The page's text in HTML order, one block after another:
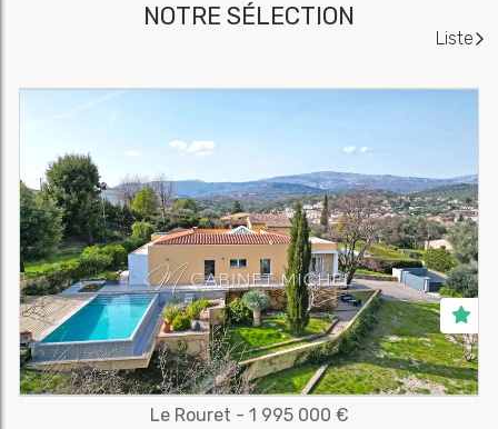
NOTRE SÉLECTION
Liste
Le Rouret - 1 995 000 €